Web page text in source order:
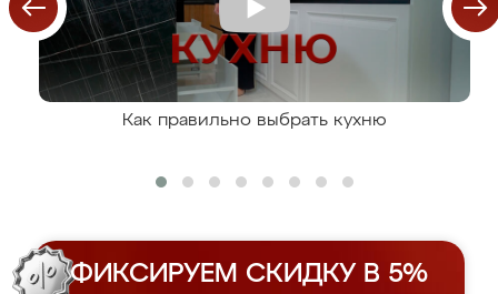
Как правильно выбрать кухню
ФИКСИРУЕМ СКИДКУ В 5%